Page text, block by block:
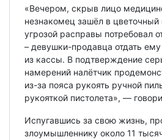
«Вечером, скрыв лицо
незнакомец зашёл в цветочный
угрозой расправы потребовал
– девушки-продавца отдать
из кассы. В подтверждение
намерений налётчик
из-за пояса рукоять ручной
рукояткой пистолета», —
Испугавшись за свою жизнь,
злоумышленнику около 11